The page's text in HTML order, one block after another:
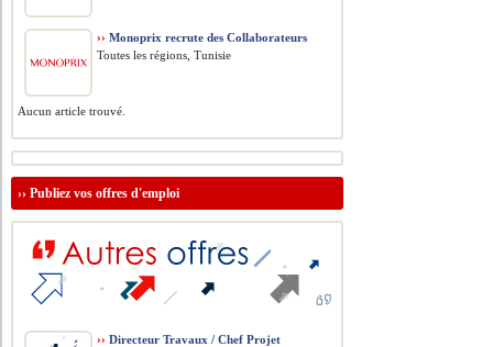
›› Monoprix recrute des Collaborateurs
Toutes les régions, Tunisie
Aucun article trouvé.
››Publiez vos offres d'emploi
›› Directeur Travaux / Chef Projet